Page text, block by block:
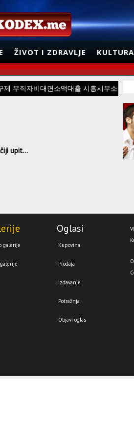
ŽIVOT I ZDRAVLJE KULTURA
제 무직자비대면소액대출 시흥시무소
upit...
galerije
Oglasi
Kupovina
Prodaja
Izdavanje
Potražnja
Objavi oglas